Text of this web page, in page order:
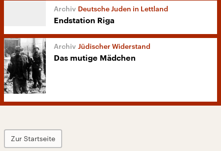
Deutsche Juden in Lettland
Endstation Riga
Jüdischer Widerstand
Das mutige Mädchen
Zur Startseite